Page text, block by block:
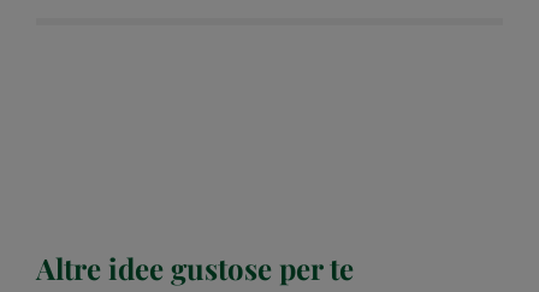
Altre idee gustose per te